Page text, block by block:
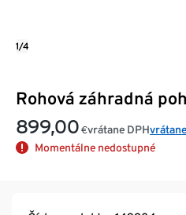
Rohová záhradná
899,00 €vrátane DPH
Momentálne nedostupné
1/4